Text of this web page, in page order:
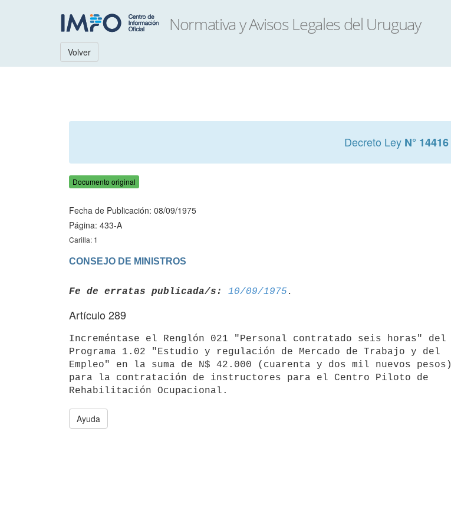
Volver
Decreto Ley N° 14416
Documento original
Fecha de Publicación: 08/09/1975
Página: 433-A
Carilla: 1
CONSEJO DE MINISTROS
Fe de erratas publicada/s: 10/09/1975
Artículo 289
Increméntase el Renglón 021 "Personal contratado seis horas" del
Programa 1.02 "Estudio y regulación de Mercado de Trabajo y del
Empleo" en la suma de N$ 42.000 (cuarenta y dos mil nuevos pesos)
para la contratación de instructores para el Centro Piloto de
Ayuda